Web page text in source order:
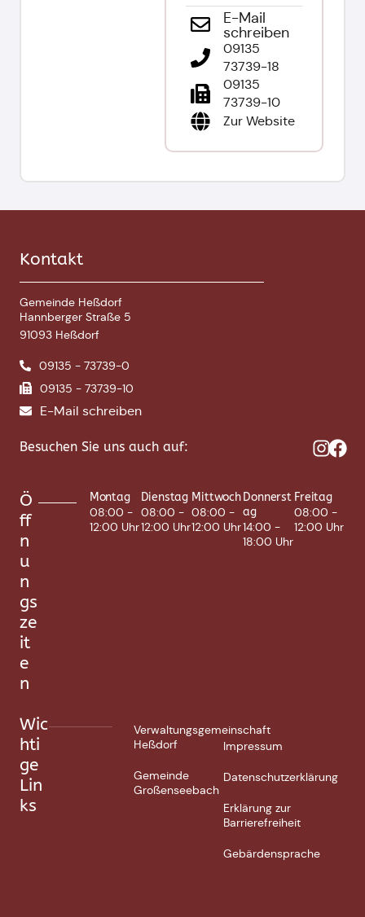
E-Mail
schreiben
09135
73739-18
09135
73739-10
Zur Website
Kontakt
Gemeinde Heßdorf
Hannberger Straße 5
91093 Heßdorf
09135 - 73739-0
09135 - 73739-10
E-Mail schreiben
Besuchen Sie uns auch auf:
Ö
ff
n
u
n
gs
ze
it
e
n
Montag
08:00 -
12:00 Uhr
Dienstag
08:00 -
12:00 Uhr
Mittwoch
08:00 -
12:00 Uhr
Donnerst
ag
14:00 -
18:00 Uhr
Freitag
08:00 -
12:00 Uhr
Wic
hti
ge
Lin
ks
Verwaltungsgemeinschaft
Heßdorf
Gemeinde
Großenseebach
Impressum
Datenschutzerklärung
Erklärung zur
Barrierefreiheit
Gebärdensprache